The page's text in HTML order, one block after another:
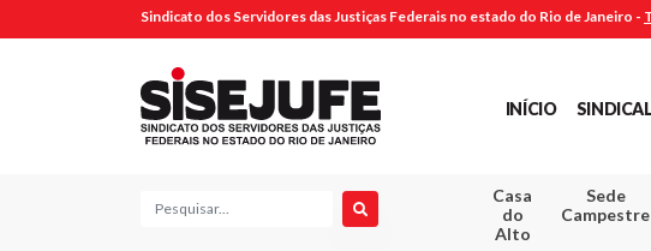
Sindicato dos Servidores das Justiças Federais no estado do Rio de Janeiro -
INÍCIO
Pesquisa
Casa
do
Alto
Sede
Campestre